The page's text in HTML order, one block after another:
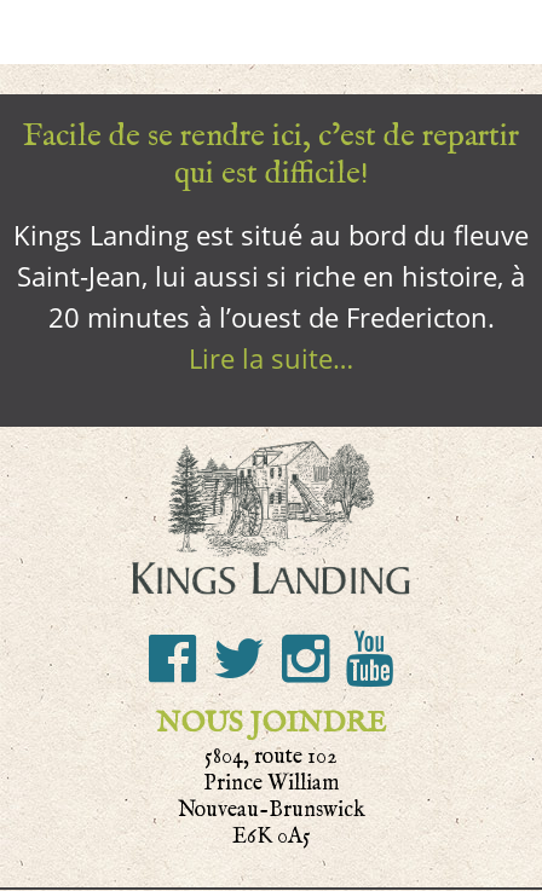
Facile de se rendre ici, c’est de repartir
qui est difficile!
Kings Landing est situé au bord du fleuve
Saint-Jean, lui aussi si riche en histoire, à
20 minutes à l’ouest de Fredericton.
Lire la suite…
NOUS JOINDRE
5804, route 102
Prince William
Nouveau-Brunswick
E6K 0A5